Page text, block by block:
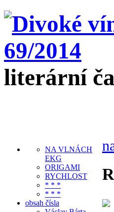
literární
NA VLNÁCH
EKG
ORIGAMI
RYCHLOST
* * *
* * *
obsah čísla